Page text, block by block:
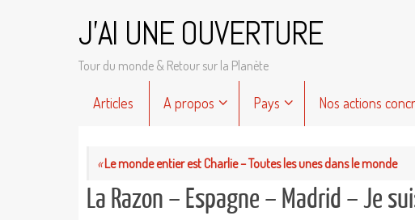
J'AI UNE OUVERTURE
Tour du monde & Retour sur la Planète
Articles A propos Pays Nos actions
«Le monde entier est Charlie – Toutes les unes dans le monde
La Razon – Espagne – Madrid – Je